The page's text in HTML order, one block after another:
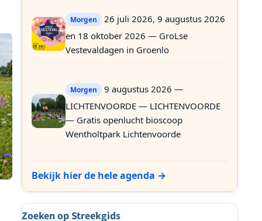
Morgen
26 juli 2026, 9 augustus 2026
en 18 oktober 2026 — GroLse
Vestevaldagen in Groenlo
Morgen
9 augustus 2026 —
LICHTENVOORDE — LICHTENVOORDE
— Gratis openlucht bioscoop
Wentholtpark Lichtenvoorde
Bekijk hier de hele agenda →
Zoeken op Streekgids